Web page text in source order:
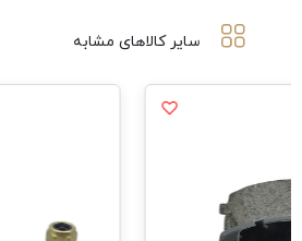
سایر کالاهای مشابه